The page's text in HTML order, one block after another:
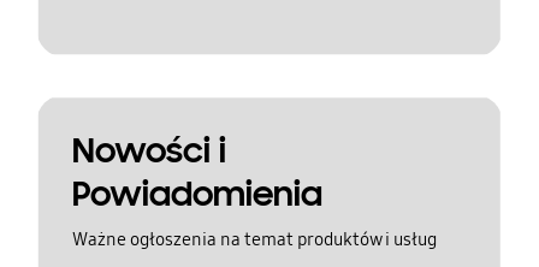
Nowości i
Powiadomienia
Ważne ogłoszenia na temat produktów i usług